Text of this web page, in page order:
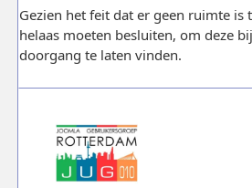
Gezien het feit dat er geen ruimte is
helaas moeten besluiten, om deze
doorgang te laten vinden.